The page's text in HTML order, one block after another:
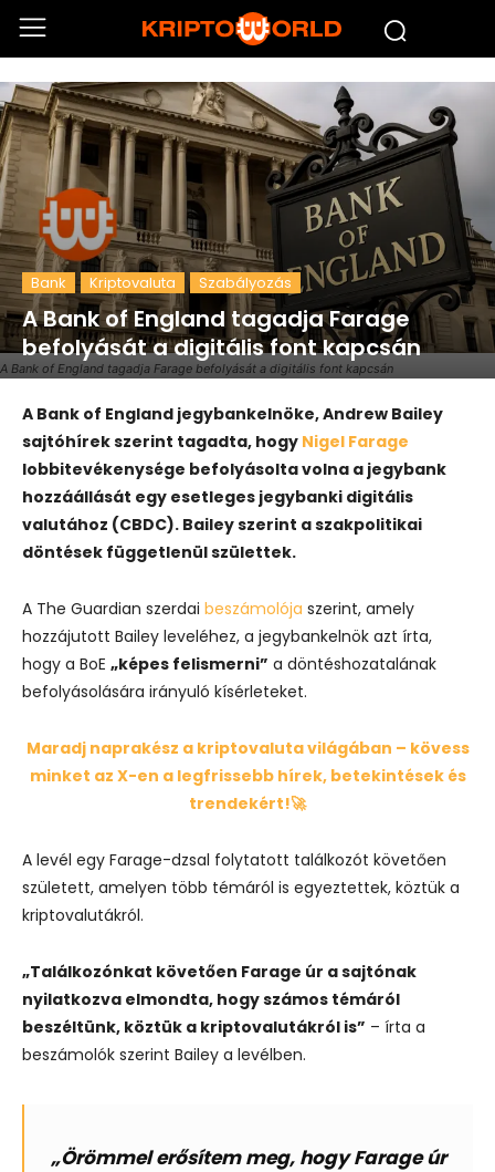
A Bank of England tagadja Farage befolyását a digitális font kapcsán
Bank Kriptovaluta Szabályozás
A Bank of England tagadja Farage
befolyását a digitális font kapcsán
A Bank of England jegybankelnöke, Andrew Bailey
sajtóhírek szerint tagadta, hogy Nigel Farage
lobbitevékenysége befolyásolta volna a jegybank
hozzáállását egy esetleges jegybanki digitális
valutához (CBDC). Bailey szerint a szakpolitikai
döntések függetlenül születtek.
A The Guardian szerdai beszámolója szerint, amely
hozzájutott Bailey leveléhez, a jegybankelnök azt írta,
hogy a BoE „képes felismerni” a döntéshozatalának
befolyásolására irányuló kísérleteket.
Maradj naprakész a kriptovaluta világában – kövess
minket az X-en a legfrissebb hírek, betekintések és
trendekért!🚀
A levél egy Farage-dzsal folytatott találkozót követően
született, amelyen több témáról is egyeztettek, köztük a
kriptovalutákról.
„Találkozónkat követően Farage úr a sajtónak
nyilatkozva elmondta, hogy számos témáról
beszéltünk, köztük a kriptovalutákról is” – írta a
beszámolók szerint Bailey a levélben.
„Örömmel erősítem meg, hogy Farage úr